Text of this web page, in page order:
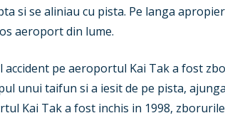
si se aliniau cu pista. Pe langa
aeroport din lume.
accident pe aeroportul Kai Tak a fost
unui taifun si a iesit de pe pista,
Kai Tak a fost inchis in 1998,